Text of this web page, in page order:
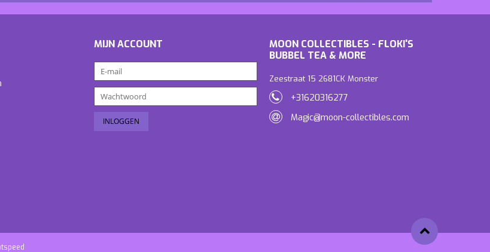
MIJN ACCOUNT
MOON COLLECTIBLES - FLOKI'S
BUBBEL TEA & MORE
Zeestraat 15 2681CK Monster
+31620316277
Magic@moon-collectibles.com